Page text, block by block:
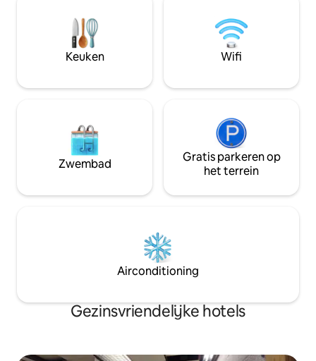
Reizen jullie vaker samen? Als je alle vier
de kamers boekt, hebben jullie de hele
ruimte voor jullie zelf, inclusief de
keuken, badkamer en het toilet, zonder
advertentie.
veerbootterminal
andere eilanden
van en naar
bij ons!
Keuken Wifi
Zwembad
Gratis parkeren op
het terrein
Airconditioning
Gezinsvriendelijke hotels